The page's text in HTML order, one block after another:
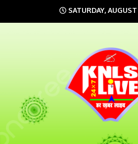
to
SATURDAY,
KNLS LIVE
India`s No.1 News Portal